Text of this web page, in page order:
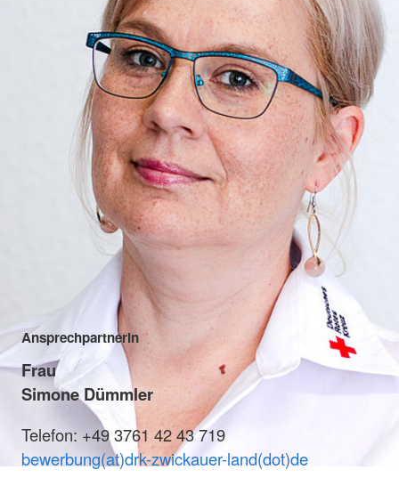
Ansprechpartnerin
Frau
Simone Dümmler
Telefon: +49 3761 42 43 719
bewerbung(at)drk-zwickauer-land(dot)de